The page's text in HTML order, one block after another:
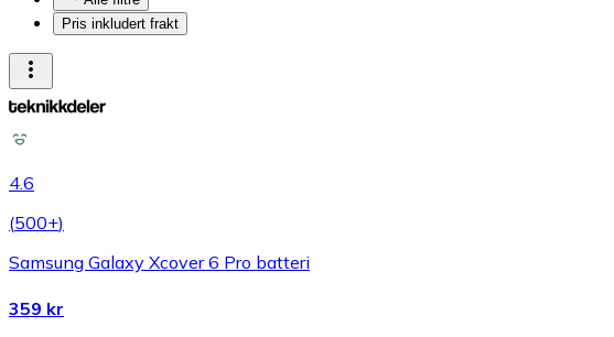
Pris inkludert frakt
4.6
(500+)
Samsung Galaxy Xcover 6 Pro batteri
359 kr